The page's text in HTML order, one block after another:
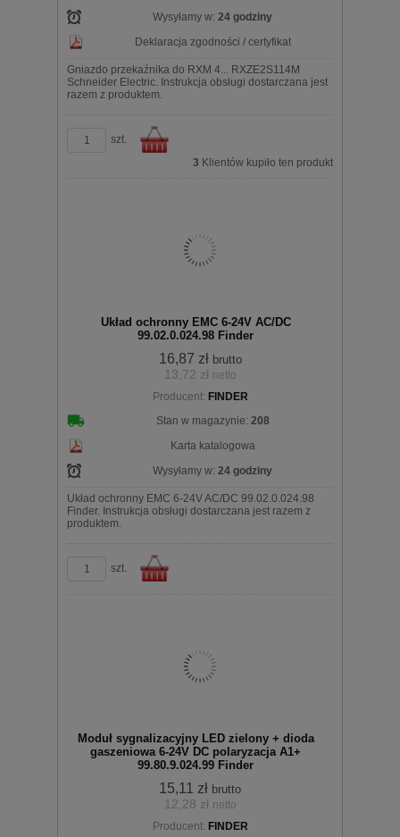
Wysyłamy w: 24 godziny
Deklaracja zgodności / certyfikat
Gniazdo przekaźnika do RXM 4... RXZE2S114M
Schneider Electric. Instrukcja obsługi dostarczana jest
razem z produktem.
szt.
koszyka
3 Klientów kupiło ten produkt
Układ ochronny EMC 6-24V AC/DC
99.02.0.024.98 Finder
16,87 zł brutto
13,72 zł netto
Producent: FINDER
Stan w magazynie: 208
Karta katalogowa
Wysyłamy w: 24 godziny
Układ ochronny EMC 6-24V AC/DC 99.02.0.024.98
Finder. Instrukcja obsługi dostarczana jest razem z
produktem.
szt.
koszyka
Moduł sygnalizacyjny LED zielony + dioda
gaszeniowa 6-24V DC polaryzacja A1+
99.80.9.024.99 Finder
15,11 zł brutto
12,28 zł netto
Producent: FINDER